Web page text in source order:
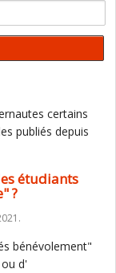
certains
publiés depuis
étudiants
?
bénévolement"
d'